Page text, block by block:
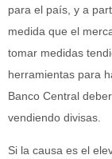
para el país, y a
medida que el
tomar medidas
herramientas para
Banco Central
vendiendo divisas.
Si la causa es el